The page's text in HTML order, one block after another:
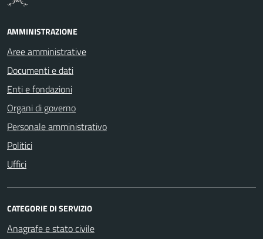
AMMINISTRAZIONE
Aree amministrative
Documenti e dati
Enti e fondazioni
Organi di governo
Personale amministrativo
Politici
Uffici
CATEGORIE DI SERVIZIO
Anagrafe e stato civile